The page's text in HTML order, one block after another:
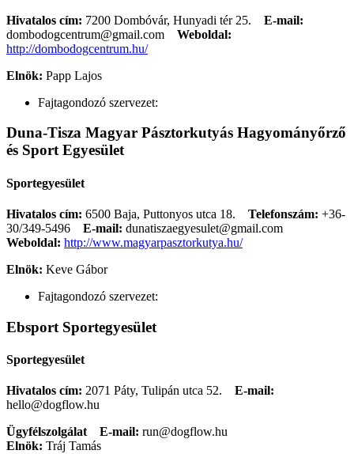
Hivatalos cím: 7200 Dombóvár, Hunyadi tér 25. E-mail:
dombodogcentrum@gmail.com
Weboldal:
http://dombodogcentrum.hu/
Elnök: Papp Lajos
Fajtagondozó szervezet:
Duna-Tisza Magyar Pásztorkutyás Hagyományőrző
és Sport Egyesület
Sportegyesület
Hivatalos cím: 6500 Baja, Puttonyos utca 18. Telefonszám: +36-
30/349-5496
E-mail: dunatiszaegyesulet@gmail.com
Weboldal: http://www.magyarpasztorkutya.hu/
Elnök: Keve Gábor
Fajtagondozó szervezet:
Ebsport Sportegyesület
Sportegyesület
Hivatalos cím: 2071 Páty, Tulipán utca 52. E-mail:
hello@dogflow.hu
Ügyfélszolgálat
E-mail: run@dogflow.hu
Elnök: Tráj Tamás